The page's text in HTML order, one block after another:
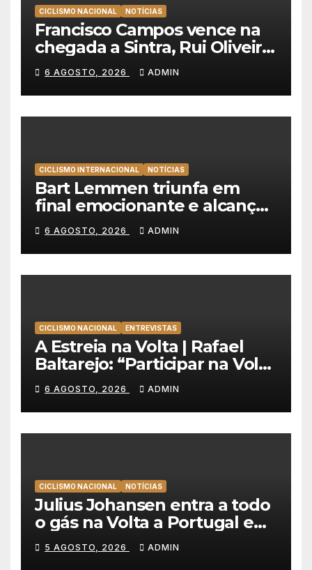
CICLISMO NACIONAL NOTÍCIAS
Francisco Campos vence na
chegada a Sintra, Rui Oliveira
veste de amarelo na Volta a
Portugal
6 AGOSTO, 2026 ADMIN
CICLISMO INTERNACIONAL NOTÍCIAS
Bart Lemmen triunfa em
final emocionante e alcança
a primeira vitória da carreira
na Volta à Polónia
6 AGOSTO, 2026 ADMIN
CICLISMO NACIONAL ENTREVISTAS
A Estreia na Volta | Rafael
Baltarejo: “Participar na Volta
a Portugal é o sonho de
qualquer ciclista”
6 AGOSTO, 2026 ADMIN
CICLISMO NACIONAL NOTÍCIAS
Julius Johansen entra a todo
o gás na Volta a Portugal e
lidera dobradinha da UAE
Team Emirates em Lisboa
5 AGOSTO, 2026 ADMIN